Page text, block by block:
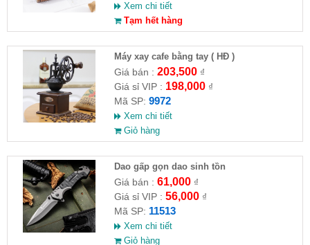
Xem chi tiết
Tạm hết hàng
Máy xay cafe bằng tay ( HĐ )
Giá bán : 203,500₫
Giá sỉ VIP : 198,000₫
Mã SP: 9972
Xem chi tiết
Giỏ hàng
Dao gấp gọn dao sinh tồn
Giá bán : 61,000₫
Giá sỉ VIP : 56,000₫
Mã SP: 11513
Xem chi tiết
Giỏ hàng